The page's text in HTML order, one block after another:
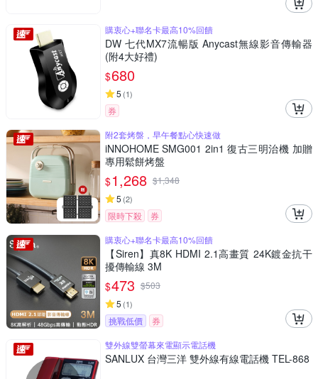
購衷心+聯名卡最高10%回饋
DW 七代MX7流暢版 Anycast無線影音傳輸器
(附4大好禮)
$680
5 (1)
券
附2套烤盤，早午餐點心快速做
iNNOHOME SMG001 2in1 復古三明治機 加贈
專用鬆餅烤盤
$1,268 $1,348
5 (2)
限時下殺
券
購衷心+聯名卡最高10%回饋
【Siren】真8K HDMI 2.1高畫質 24K鍍金抗干
擾傳輸線 3M
$473 $503
5 (1)
挑戰低價 券
雙外線雙螢幕來電顯示電話機
SANLUX 台灣三洋 雙外線有線電話機 TEL-868